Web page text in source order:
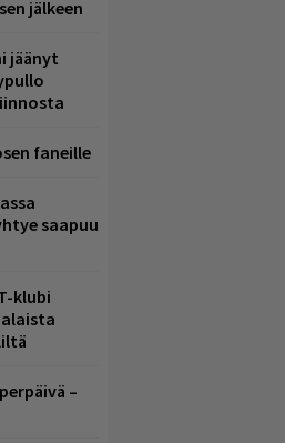
jälkeen
jäänyt
faneille
saapuu
klubi
–